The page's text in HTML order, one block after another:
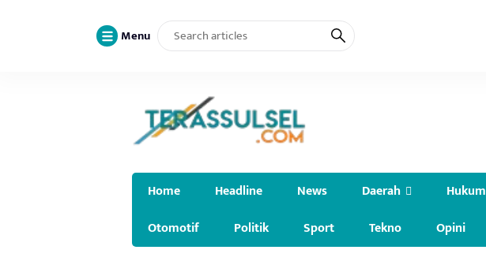
Menu
Home Headline News Daerah Hukum
Otomotif
Politik Sport Tekno Opini